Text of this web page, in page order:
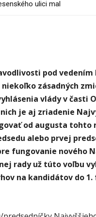
ulici mal
Sereď – Šúrovce
pod vedením
zásadných
vlády v časti
je aj zriadenie
od augusta tohto
alebo prvej
fungovanie nového
rady už túto voľbu
na kandidátov do 1.